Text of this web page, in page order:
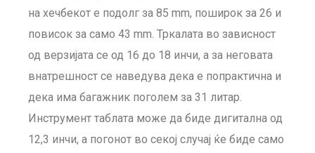
на хечбекот е подолг за 85 mm, поширок за 26 и
повисок за само 43 mm. Тркалата во зависност
од верзијата се од 16 до 18 инчи, а за неговата
внатрешност се наведува дека е попрактична и
дека има багажник поголем за 31 литар.
Инструмент таблата може да биде дигитална од
12,3 инчи, а погонот во секој случај ќе биде само